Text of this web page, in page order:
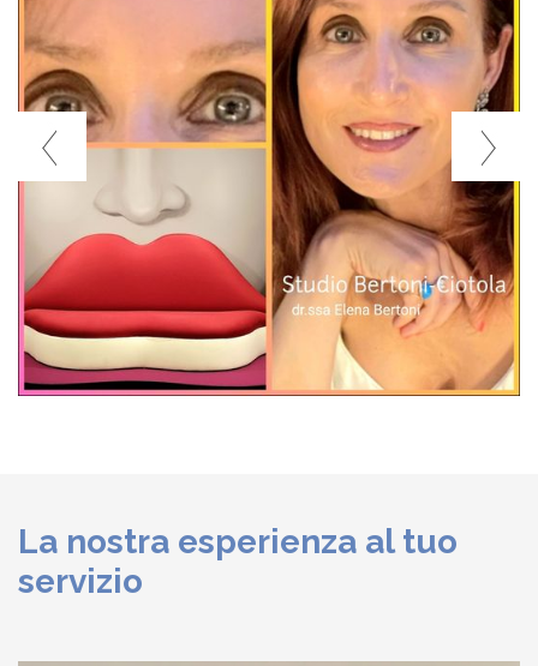
La nostra esperienza al tuo
servizio